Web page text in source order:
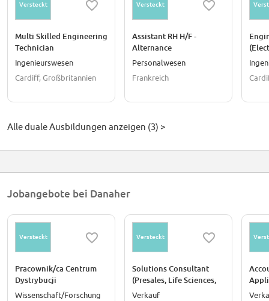
Versteckt
Multi Skilled Engineering
Technician
Ingenieurswesen
Cardiff, Großbritannien
Versteckt
Assistant RH H/F -
Alternance
Personalwesen
Frankreich
Alle duale Ausbildungen anzeigen (3) >
Jobangebote bei Danaher
Versteckt
Pracownik/ca Centrum
Dystrybucji
Wissenschaft/Forschung
Versteckt
Solutions Consultant
(Presales, Life Sciences,
SaaS)
Verkauf